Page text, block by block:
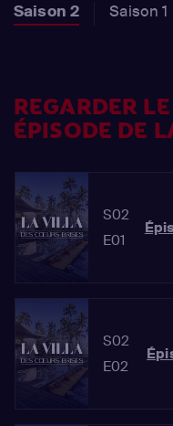
Saison 2
Saison 1
REGARDER
ÉPISODE DE
S02
E01
S02
E02